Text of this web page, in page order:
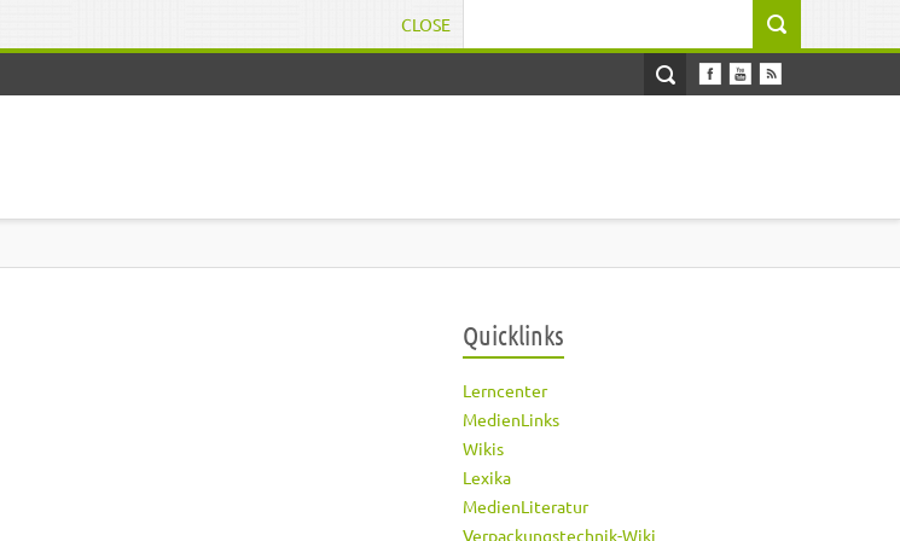
CLOSE
Quicklinks
Lerncenter
MedienLinks
Wikis
Lexika
MedienLiteratur
Verpackungstechnik-Wiki